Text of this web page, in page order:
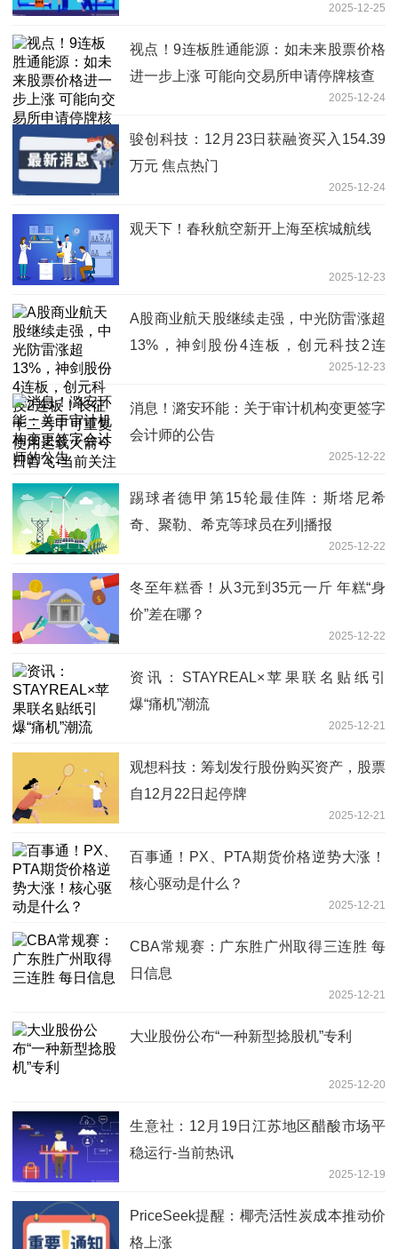
2025-12-25
视点！9连板胜通能源：如未来股票价格
进一步上涨 可能向交易所申请停牌核查
2025-12-24
骏创科技：12月23日获融资买入154.39
万元 焦点热门
2025-12-24
观天下！春秋航空新开上海至槟城航线
2025-12-23
A股商业航天股继续走强，中光防雷涨超
13%，神剑股份4连板，创元科技2连
板！长征十二号甲可重复使用运载火箭今
日首飞-当前关注
2025-12-23
消息！潞安环能：关于审计机构变更签字
会计师的公告
2025-12-22
踢球者德甲第15轮最佳阵：斯塔尼希
奇、聚勒、希克等球员在列|播报
2025-12-22
冬至年糕香！从3元到35元一斤 年糕“身
价”差在哪？
2025-12-22
资讯：STAYREAL×苹果联名贴纸引
爆“痛机”潮流
2025-12-21
观想科技：筹划发行股份购买资产，股票
自12月22日起停牌
2025-12-21
百事通！PX、PTA期货价格逆势大涨！
核心驱动是什么？
2025-12-21
CBA常规赛：广东胜广州取得三连胜 每
日信息
2025-12-21
大业股份公布“一种新型捻股机”专利
2025-12-20
生意社：12月19日江苏地区醋酸市场平
稳运行-当前热讯
2025-12-19
PriceSeek提醒：椰壳活性炭成本推动价
格上涨